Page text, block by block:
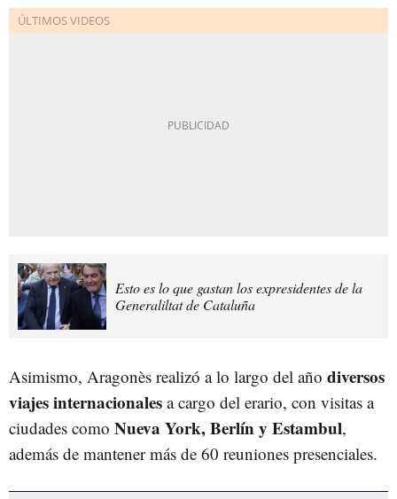
Esto es lo que gastan los expresidentes de la
Generaliltat de Cataluña
Asimismo, Aragonès realizó a lo largo del año diversos
viajes internacionales a cargo del erario, con visitas a
ciudades como Nueva York, Berlín y Estambul,
además de mantener más de 60 reuniones presenciales.